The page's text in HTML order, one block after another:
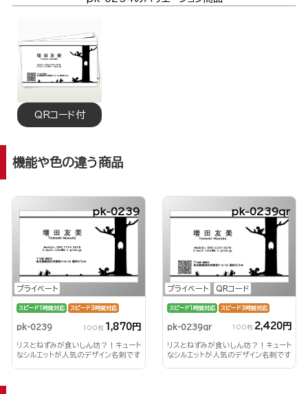
QRコード付
機能や色の違う商品
プライベート
pk-0239
スピード1時間対応 スピード3時間対応
pk-0239 100枚 1,870円
リスとねずみが食いしん坊？！キュート
なシルエットが人気のデザイン名刺です
プライベート QRコード
pk-0239qr
スピード1時間対応 スピード3時間対応
pk-0239qr 100枚 2,420円
リスとねずみが食いしん坊？！キュート
なシルエットが人気のデザイン名刺です